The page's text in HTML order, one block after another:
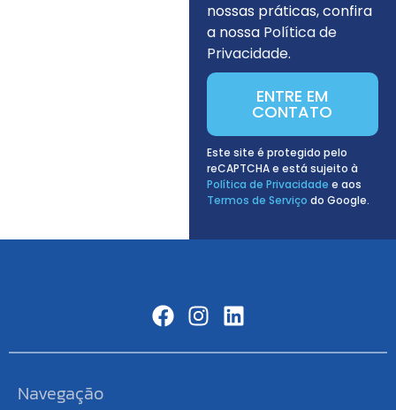
nossas práticas, confira
a nossa Política de
Privacidade.
ENTRE EM
CONTATO
Este site é protegido pelo
reCAPTCHA e está sujeito à
Política de Privacidade e aos
Termos de Serviço do Google.
Navegação